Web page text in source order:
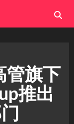
管旗下
推出